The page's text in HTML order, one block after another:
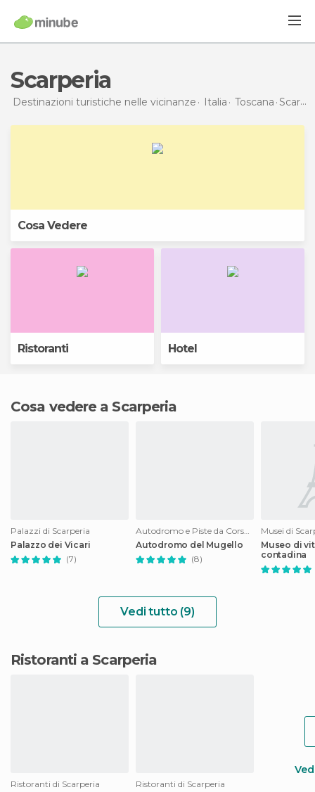
Scarperia
Destinazioni turistiche nelle vicinanze Italia Toscana Scarperia
Cosa Vedere
Ristoranti Hotel
Cosa vedere a Scarperia
Palazzi di Scarperia
Palazzo dei Vicari
(7)
Autodromo e Piste da Corsa di Scarperia
Autodromo del Mugello
(8)
Musei di
Museo di
contadina
Vedi tutto (9)
Ristoranti a Scarperia
Ristoranti di Scarperia
Ristoranti di Scarperia